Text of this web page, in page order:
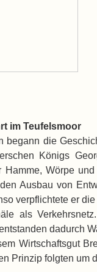
im Teufelsmoor
begann die
Königs
Hamme, Wörpe
Ausbau von
verpflichtete er
als
dadurch
Wirtschaftsgut
Prinzip folgten um